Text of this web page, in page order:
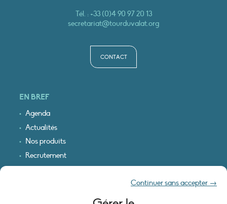
Continuer sans accepter →
Tél. :+33 (0)4 90 97 20 13
secretariat@tourduvalat.org
CONTACT
EN BREF
Agenda
Actualités
Nos produits
Recrutement